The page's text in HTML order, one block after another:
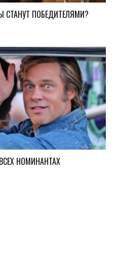
СТАНУТ ПОБЕДИТЕЛЯМИ?
НОМИНАНТАХ